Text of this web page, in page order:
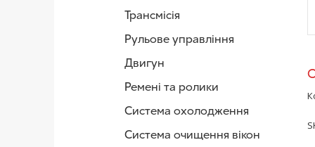
Трансмісія
Рульове управління
Двигун
Ремені та ролики
Система охолодження
Система очищення вікон